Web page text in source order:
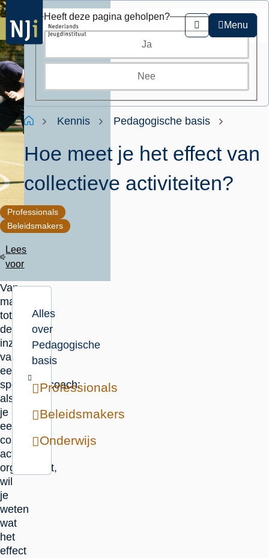
Overslaan
en
naar
de
inhoud
gaan
Zoeken
Menu
Kruimelpad
HomeKennis Pedagogische basis
Hoe meet je het effect van
collectieve activiteiten?
Professionals
Beleidsmakers
Lees
voor
Van
mamacafé
tot
de
inzet
van
een
sportbuurtcoach:
als
je
een
collectieve
activiteit
organiseert,
wil
je
weten
wat
het
effect
Alles
over
Pedagogische
basis
Professionals
Beleidsmakers
Onderwijs
Heeft deze pagina geholpen?
Ja
Nee